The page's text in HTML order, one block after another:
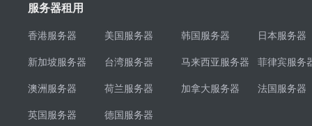
服务器租用
香港服务器 美国服务器 韩国服务器 日本服务器
新加坡服务器 台湾服务器 马来西亚服务器 菲律宾服务
澳洲服务器 荷兰服务器 加拿大服务器 法国服务器
英国服务器 德国服务器